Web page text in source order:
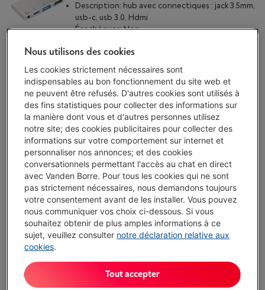
Description: hub avec connectiques : jack 3.5mm,
usb-c, usb 3.0, Hdmi
Écochèques: Non
€ 59,99
J'achète
Comparer
APPLE PENCIL USB-C
(2)
Type: Stylet pour écran tactile
Description: Apple Pencil avec USB-C
Compatibilité: iPad Pro 11 (M4 & M5), iPad Pro 13
(M4 & M5), iPad Pro 11 (1ere, 2e, 3e, 4e
generation) iPad pro 12.9 (3e, 4e, 5e, 6e
generation), iPad AIR 13 (M2 & M3), iPad AIR 11
(M2 et M3), iPad AIR (4e ou 5e generation) iPad
Disponible-Voir le stock
Nous utilisons des cookies
Les cookies strictement nécessaires sont
indispensables au bon fonctionnement du site web et
ne peuvent être refusés. D'autres cookies sont utilisés à
des fins statistiques pour collecter des informations sur
la manière dont vous et d'autres personnes utilisez
notre site; des cookies publicitaires pour collecter des
informations sur votre comportement sur internet et
personnaliser nos annonces; et des cookies
conversationnels permettant l'accès au chat en direct
avec Vanden Borre. Pour tous les cookies qui ne sont
pas strictement nécessaires, nous demandons toujours
votre consentement avant de les installer. Vous pouvez
nous communiquer vos choix ci-dessous. Si vous
souhaitez obtenir de plus amples informations à ce
sujet, veuillez consulter notre déclaration relative aux
cookies.
Tout accepter